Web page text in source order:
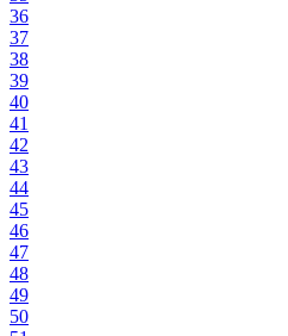
36
37
38
39
40
41
42
43
44
45
46
47
48
49
50